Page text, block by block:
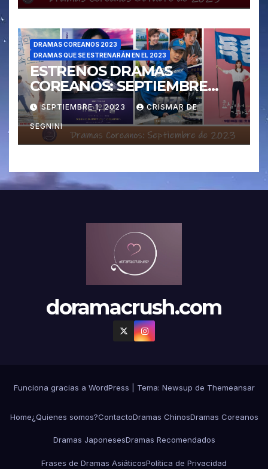
DRAMAS COREANOS 2023
DRAMAS QUE SE ESTRENARÁN EN EL 2023
ESTRENOS DRAMAS
COREANOS: SEPTIEMBRE
2023
SEPTIEMBRE 1, 2023 CRISMAR DE
SEGNINI
doramacrush.com
Funciona gracias a WordPress Tema: Newsup de Themeansar
Home¿Quienes somos?ContactoDramas ChinosDramas Coreanos
Dramas JaponesesDramas Recomendados
Frases de Dramas AsiáticosPolítica de Privacidad